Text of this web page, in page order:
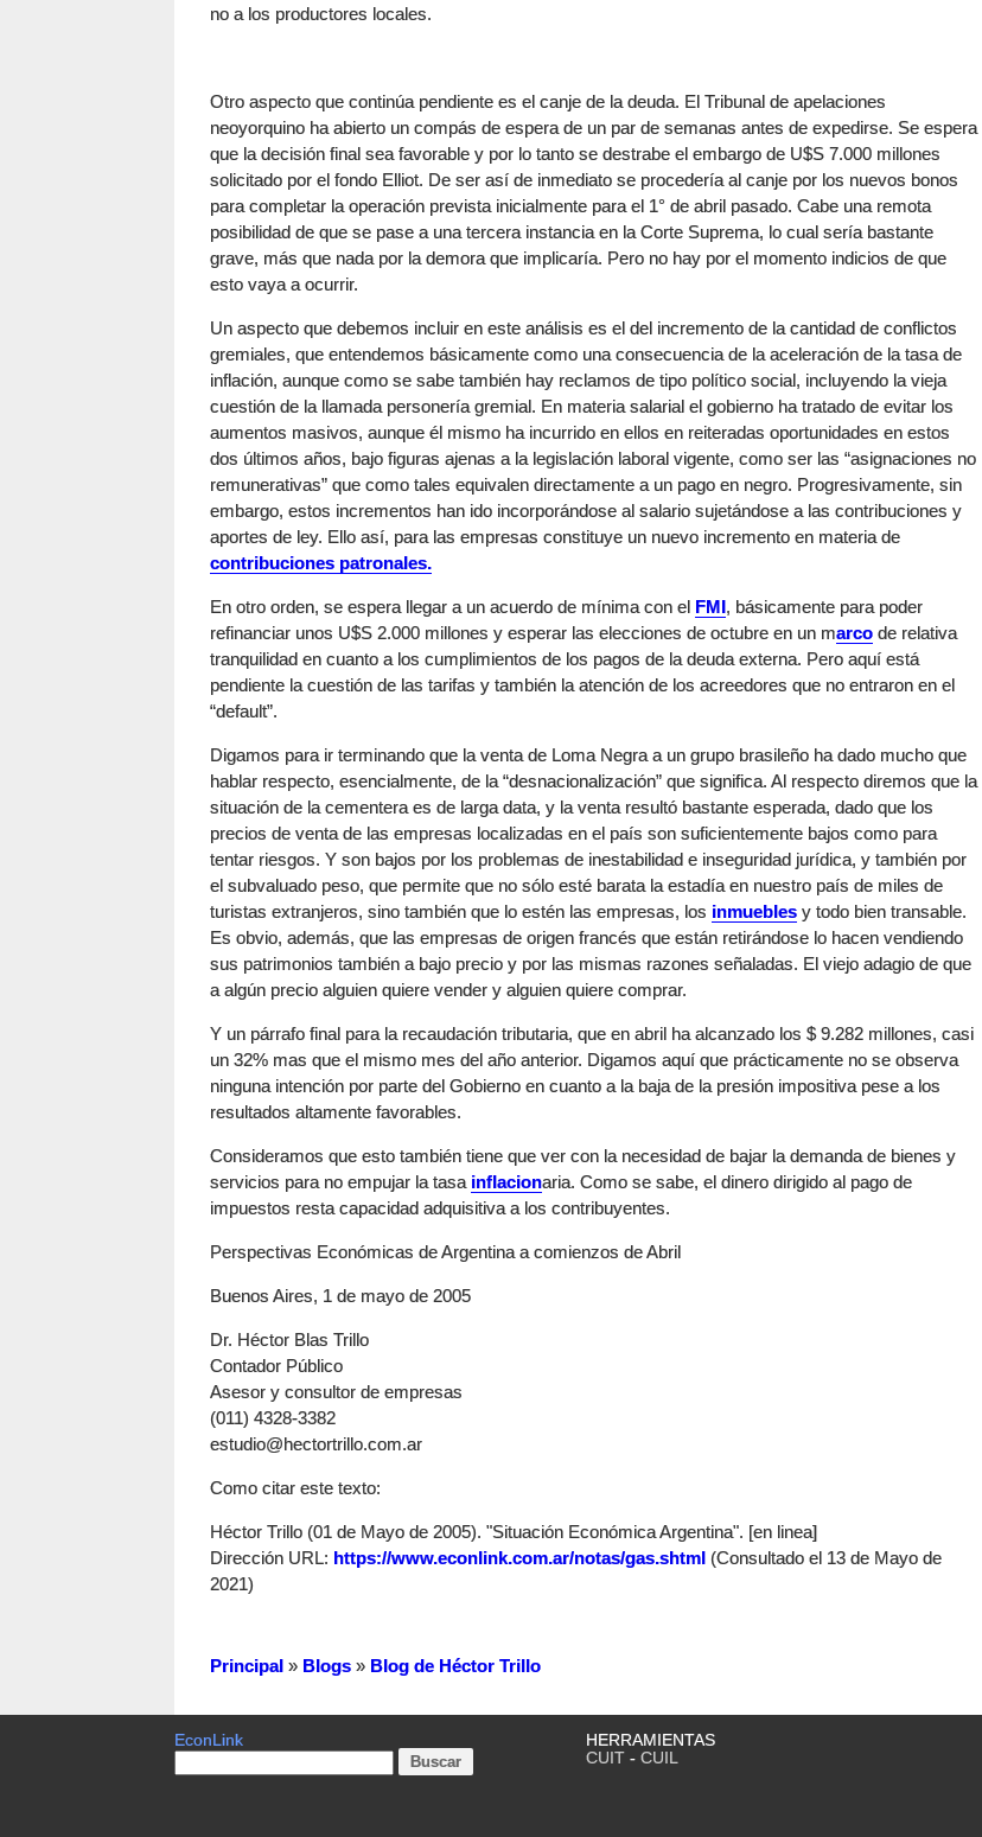
no a los productores locales.
Otro aspecto que continúa pendiente es el canje de la deuda. El Tribunal de apelaciones
neoyorquino ha abierto un compás de espera de un par de semanas antes de expedirse. Se espera
que la decisión final sea favorable y por lo tanto se destrabe el embargo de U$S 7.000 millones
solicitado por el fondo Elliot. De ser así de inmediato se procedería al canje por los nuevos bonos
para completar la operación prevista inicialmente para el 1° de abril pasado. Cabe una remota
posibilidad de que se pase a una tercera instancia en la Corte Suprema, lo cual sería bastante
grave, más que nada por la demora que implicaría. Pero no hay por el momento indicios de que
esto vaya a ocurrir.
Un aspecto que debemos incluir en este análisis es el del incremento de la cantidad de conflictos
gremiales, que entendemos básicamente como una consecuencia de la aceleración de la tasa de
inflación, aunque como se sabe también hay reclamos de tipo político social, incluyendo la vieja
cuestión de la llamada personería gremial. En materia salarial el gobierno ha tratado de evitar los
aumentos masivos, aunque él mismo ha incurrido en ellos en reiteradas oportunidades en estos
dos últimos años, bajo figuras ajenas a la legislación laboral vigente, como ser las “asignaciones no
remunerativas” que como tales equivalen directamente a un pago en negro. Progresivamente, sin
embargo, estos incrementos han ido incorporándose al salario sujetándose a las contribuciones y
aportes de ley. Ello así, para las empresas constituye un nuevo incremento en materia de
contribuciones patronales.
En otro orden, se espera llegar a un acuerdo de mínima con el FMI, básicamente para poder
refinanciar unos U$S 2.000 millones y esperar las elecciones de octubre en un marco de relativa
tranquilidad en cuanto a los cumplimientos de los pagos de la deuda externa. Pero aquí está
pendiente la cuestión de las tarifas y también la atención de los acreedores que no entraron en el
“default”.
Digamos para ir terminando que la venta de Loma Negra a un grupo brasileño ha dado mucho que
hablar respecto, esencialmente, de la “desnacionalización” que significa. Al respecto diremos que la
situación de la cementera es de larga data, y la venta resultó bastante esperada, dado que los
precios de venta de las empresas localizadas en el país son suficientemente bajos como para
tentar riesgos. Y son bajos por los problemas de inestabilidad e inseguridad jurídica, y también por
el subvaluado peso, que permite que no sólo esté barata la estadía en nuestro país de miles de
turistas extranjeros, sino también que lo estén las empresas, los inmuebles y todo bien transable.
Es obvio, además, que las empresas de origen francés que están retirándose lo hacen vendiendo
sus patrimonios también a bajo precio y por las mismas razones señaladas. El viejo adagio de que
a algún precio alguien quiere vender y alguien quiere comprar.
Y un párrafo final para la recaudación tributaria, que en abril ha alcanzado los $ 9.282 millones, casi
un 32% mas que el mismo mes del año anterior. Digamos aquí que prácticamente no se observa
ninguna intención por parte del Gobierno en cuanto a la baja de la presión impositiva pese a los
resultados altamente favorables.
Consideramos que esto también tiene que ver con la necesidad de bajar la demanda de bienes y
servicios para no empujar la tasa inflacionaria. Como se sabe, el dinero dirigido al pago de
impuestos resta capacidad adquisitiva a los contribuyentes.
Perspectivas Económicas de Argentina a comienzos de Abril
Buenos Aires, 1 de mayo de 2005
Dr. Héctor Blas Trillo
Contador Público
Asesor y consultor de empresas
(011) 4328-3382
estudio@hectortrillo.com.ar
Como citar este texto:
Héctor Trillo (01 de Mayo de 2005). "Situación Económica Argentina". [en linea]
Dirección URL: https://www.econlink.com.ar/notas/gas.shtml (Consultado el 13 de Mayo de
2021)
Principal » Blogs » Blog de Héctor Trillo
EconLink
HERRAMIENTAS
CUIT- CUIL